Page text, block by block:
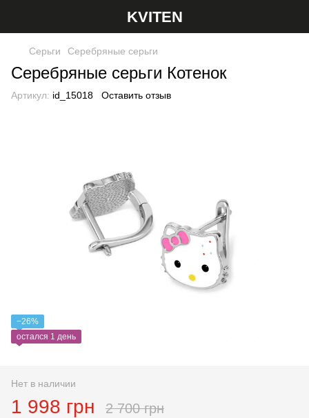
KVITEN
Серьги Серебряные серьги
Серебряные серьги Котенок
Артикул: id_15018 Оставить отзыв
−26%
остался 1 день
Нет в наличии
1 998 грн 2 700 грн